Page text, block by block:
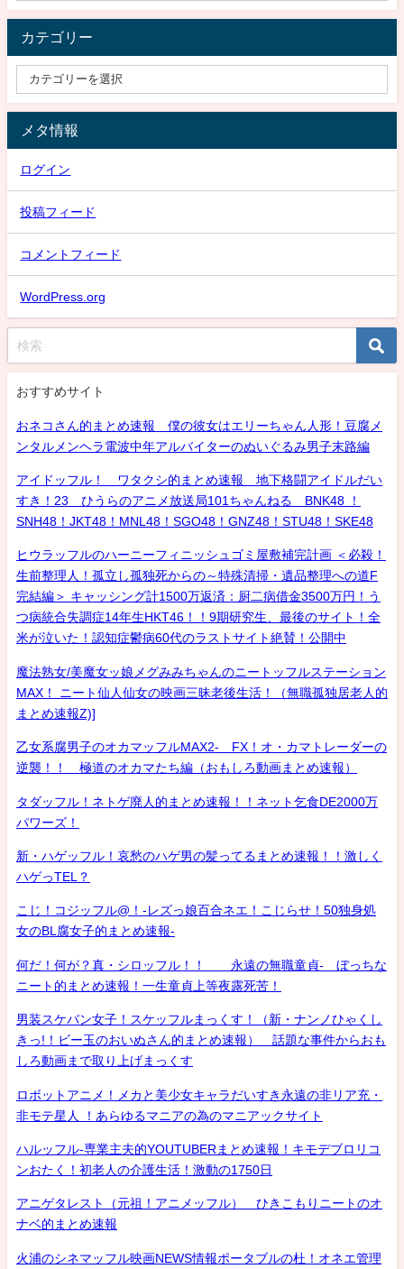
カテゴリー
メタ情報
ログイン
投稿フィード
コメントフィード
WordPress.org
おすすめサイト
おネコさん的まとめ速報 僕の彼女はエリーちゃん人形！豆腐メ
ンタルメンヘラ電波中年アルバイターのぬいぐるみ男子末路編
アイドッフル！ ワタクシ的まとめ速報 地下格闘アイドルだい
すき！23 ひうらのアニメ放送局101ちゃんねる BNK48 ！
SNH48！JKT48！MNL48！SGO48！GNZ48！STU48！SKE48
ヒウラッフルのハーニーフィニッシュゴミ屋敷補完計画 ＜必殺！
生前整理人！孤立し孤独死からの～特殊清掃・遺品整理への道F
完結編＞ キャッシング計1500万返済：厨二病借金3500万円！う
つ病統合失調症14年生HKT46！！9期研究生、最後のサイト！全
米が泣いた！認知症鬱病60代のラストサイト絶賛！公開中
魔法熟女/美魔女ッ娘メグみみちゃんのニートッフルステーション
MAX！ ニート仙人仙女の映画三昧老後生活！（無職孤独居老人的
まとめ速報Z)]
乙女系腐男子のオカマッフルMAX2- FX！オ・カマトレーダーの
逆襲！！ 極道のオカマたち編（おもしろ動画まとめ速報）
タダッフル！ネトゲ廃人的まとめ速報！！ネット乞食DE2000万
パワーズ！
新・ハゲッフル！哀愁のハゲ男の髪ってるまとめ速報！！激しく
ハゲっTEL？
こじ！コジッフル@！-レズっ娘百合ネエ！こじらせ！50独身処
女のBL腐女子的まとめ速報-
何だ！何が？真・シロッフル！！ 永遠の無職童貞- ぼっちな
ニート的まとめ速報！一生童貞上等夜露死苦！
男装スケバン女子！スケッフルまっくす！（新・ナンノひゃくし
きっ!！ビー玉のおいぬさん的まとめ速報） 話題な事件からおも
しろ動画まで取り上げまっくす
ロボットアニメ！メカと美少女キャラだいすき永遠の非リア充・
非モテ星人 ！あらゆるマニアの為のマニアックサイト
ハルッフル-専業主夫的YOUTUBERまとめ速報！キモデブロリコ
ンおたく！初老人の介護生活！激動の1750日
アニゲタレスト（元祖！アニメッフル） ひきこもりニートのオ
ナベ的まとめ速報
火浦のシネマッフル映画NEWS情報ポータブルの杜！オネエ管理